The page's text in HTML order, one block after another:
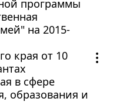
программы
на 2015-
края от 10
в сфере
образования и